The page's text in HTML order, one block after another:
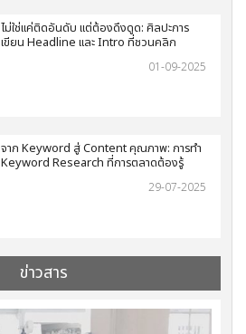
ไม่ใช่แค่ติดอันดับ แต่ต้องดึงดูด: ศิลปะการ
เขียน Headline และ Intro ที่ชวนคลิก
01-09-2025
จาก Keyword สู่ Content คุณภาพ: การทำ
Keyword Research ที่การตลาดต้องรู้
29-07-2025
ข่าวสาร